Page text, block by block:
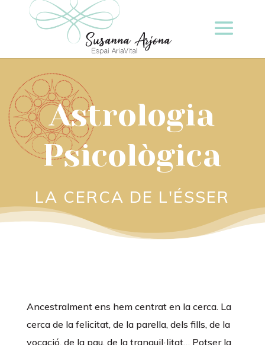
Astrologia
Psicològica
LA CERCA DE L'ÉSSER
Ancestralment ens hem centrat en la cerca. La
cerca de la felicitat, de la parella, dels fills, de la
vocació, de la pau, de la tranquil·litat… Potser la